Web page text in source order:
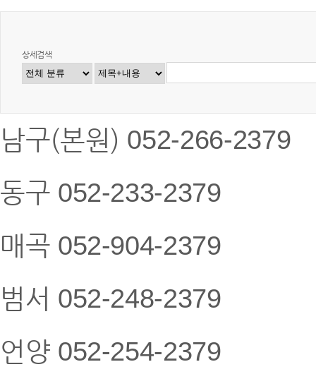
상세검색
남구(본원) 052-266-2379
동구 052-233-2379
매곡 052-904-2379
범서 052-248-2379
언양 052-254-2379